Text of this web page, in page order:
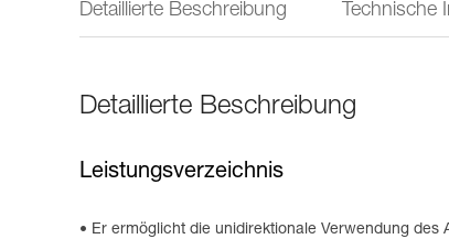
Detaillierte Beschreibung Technische
Detaillierte Beschreibung
Leistungsverzeichnis
Er ermöglicht die unidirektionale Verwendung